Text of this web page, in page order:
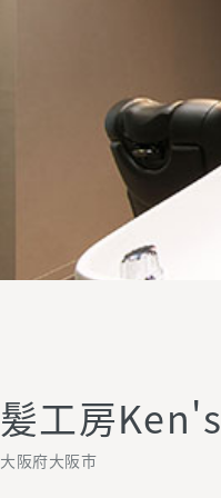
髪工房Ken's
大阪府大阪市